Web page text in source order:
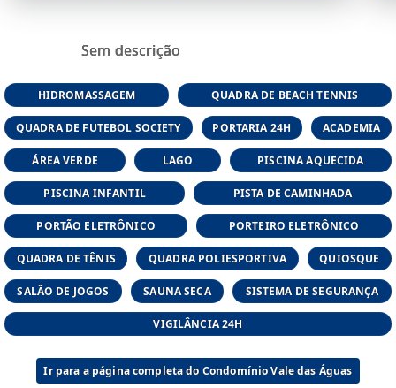
Sem descrição
HIDROMASSAGEM QUADRA DE BEACH TENNIS
QUADRA DE FUTEBOL SOCIETY PORTARIA 24H ACADEMIA
ÁREA VERDE LAGO PISCINA AQUECIDA
PISCINA INFANTIL PISTA DE CAMINHADA
PORTÃO ELETRÔNICO PORTEIRO ELETRÔNICO
QUADRA DE TÊNIS QUADRA POLIESPORTIVA QUIOSQUE
SALÃO DE JOGOS SAUNA SECA SISTEMA DE SEGURANÇA
VIGILÂNCIA 24H
Ir para a página completa do Condomínio Vale das Águas